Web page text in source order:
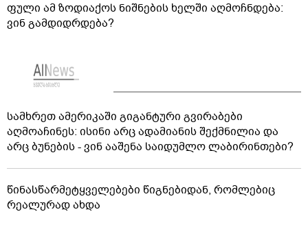
ფული ამ ზოდიაქოს ნიშნების ხელში აღმოჩნდება:
ვინ გამდიდრდება?
სამხრეთ ამერიკაში გიგანტური გვირაბები
აღმოაჩინეს: ისინი არც ადამიანის შექმნილია და
არც ბუნების - ვინ ააშენა საიდუმლო ლაბირინთები?
წინასწარმეტყველებები წიგნებიდან, რომლებიც
რეალურად ახდა